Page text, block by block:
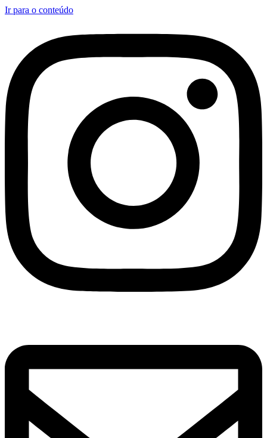
Ir para o conteúdo